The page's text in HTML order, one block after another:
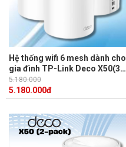
Hệ thống wifi 6 mesh dành cho
gia đình TP-Link Deco X50(3-
pack) tốc độ 3Gbps, 3 cổng
Gigabit
5.180.000
5.180.000đ